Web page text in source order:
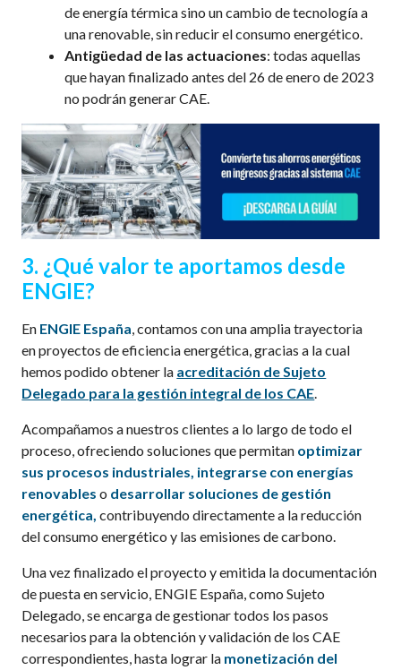
de energía térmica sino un cambio de tecnología a
una renovable, sin reducir el consumo energético.
Antigüedad de las actuaciones: todas aquellas
que hayan finalizado antes del 26 de enero de 2023
no podrán generar CAE.
3. ¿Qué valor te aportamos desde
ENGIE?
En ENGIE España, contamos con una amplia trayectoria
en proyectos de eficiencia energética, gracias a la cual
hemos podido obtener la acreditación de Sujeto
Delegado para la gestión integral de los CAE.
Acompañamos a nuestros clientes a lo largo de todo el
proceso, ofreciendo soluciones que permitan optimizar
sus procesos industriales, integrarse con energías
renovables o desarrollar soluciones de gestión
energética,contribuyendo directamente a la reducción
del consumo energético y las emisiones de carbono.
Una vez finalizado el proyecto y emitida la documentación
de puesta en servicio, ENGIE España, como Sujeto
Delegado, se encarga de gestionar todos los pasos
necesarios para la obtención y validación de los CAE
correspondientes, hasta lograr la monetización del